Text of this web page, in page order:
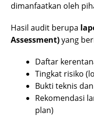
dimanfaatkan oleh
Hasil audit berupa
Assessment)yang
Daftar
Tingkat risiko
Bukti teknis
Rekomendasi
plan)